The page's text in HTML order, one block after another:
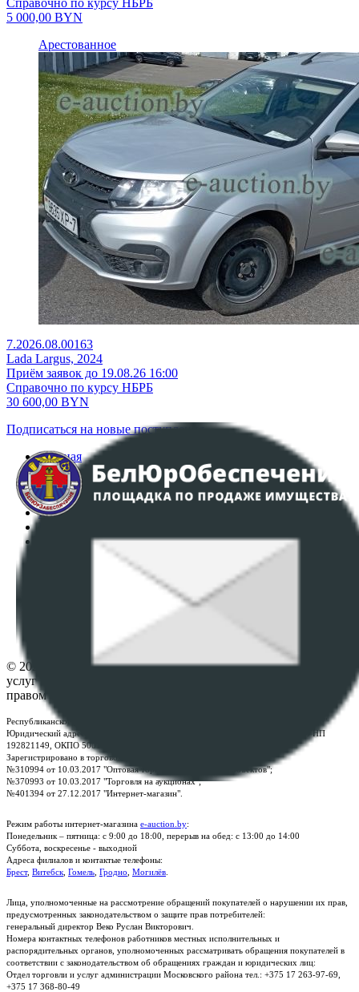
5 000,00 BYN
Арестованное
7.2026.08.00163
Lada Largus, 2024
Приём заявок до 19.08.26 16:00
Справочно по курсу НБРБ
30 600,00 BYN
Подписаться на новые поступления
Главная
Аукционы
Интернет-магазин
Регламент организации и проведения торгов
Политика в отношении обработки персональных
ПОЛОЖЕНИЕ О ПОЛИТИКЕ ОБРАБОТКИ COOKIE-
Настройки cookie-файлов
© 2026 Республиканское унитарное предприятие по оказанию
услуг "БелЮрОбеспечение" - Все права защищены авторским
правом
Республиканское унитарное предприятие по оказанию услуг "БелЮрОбеспечение"
Юридический адрес: г. Минск, пр-т. Дзержинского, 1Б, e-mail:
, УНП
192821149, ОКПО 500111895000
Зарегистрировано в торговом реестре Республики Беларусь:
№310994 от 10.03.2017 "Оптовая торговля без торговых объектов";
№370993 от 10.03.2017 "Торговля на аукционах";
№401394 от 27.12.2017 "Интернет-магазин".
Режим работы интернет-магазина e-auction.by:
Понедельник – пятница: с 9:00 до 18:00, перерыв на обед: с 13:00 до 14:00
Суббота, воскресенье - выходной
Адреса филиалов и контактые телефоны:
Брест, Витебск Гомель Гродно Могилёв
Лица, уполномоченные на рассмотрение обращений покупателей о нарушении их прав,
предусмотренных законодательством о защите прав потребителей:
генеральный директор Веко Руслан Викторович.
Номера контактных телефонов работников местных исполнительных и
распорядительных органов, уполномоченных рассматривать обращения покупателей в
соответствии с законодательством об обращениях граждан и юридических лиц:
Отдел торговли и услуг администрации Московского района тел.: +375 17 263-97-69,
+375 17 368-80-49